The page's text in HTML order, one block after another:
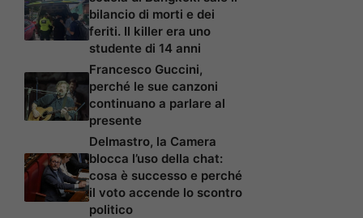
bilancio di morti e dei
feriti. Il killer era uno
studente di 14 anni
Francesco Guccini,
perché le sue canzoni
continuano a parlare al
presente
Delmastro, la Camera
blocca l’uso della chat:
cosa è successo e perché
il voto accende lo scontro
politico